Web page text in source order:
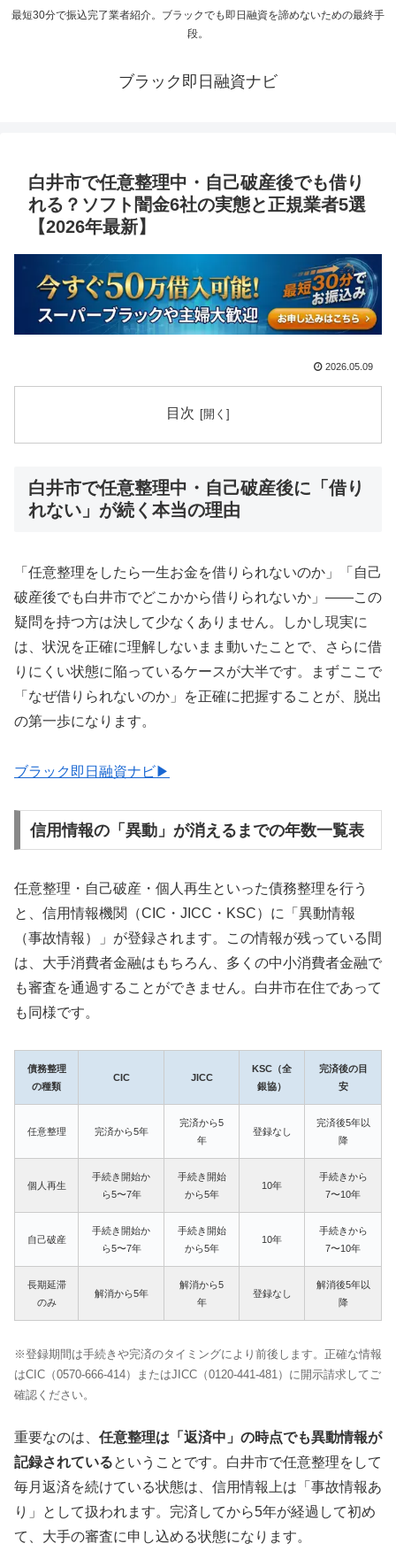
最短30分で振込完了業者紹介。ブラックでも即日融資を諦めないための最終手
段。
ブラック即日融資ナビ
白井市で任意整理中・自己破産後でも借り
れる？ソフト闇金6社の実態と正規業者5選
【2026年最新】
2026.05.09
目次
白井市で任意整理中・自己破産後に「借り
れない」が続く本当の理由
「任意整理をしたら一生お金を借りられないのか」「自己
破産後でも白井市でどこかから借りられないか」——この
疑問を持つ方は決して少なくありません。しかし現実に
は、状況を正確に理解しないまま動いたことで、さらに借
りにくい状態に陥っているケースが大半です。まずここで
「なぜ借りられないのか」を正確に把握することが、脱出
の第一歩になります。
ブラック即日融資ナビ▶
信用情報の「異動」が消えるまでの年数一覧表
任意整理・自己破産・個人再生といった債務整理を行う
と、信用情報機関（CIC・JICC・KSC）に「異動情報
（事故情報）」が登録されます。この情報が残っている間
は、大手消費者金融はもちろん、多くの中小消費者金融で
も審査を通過することができません。白井市在住であって
も同様です。
債務整理
の種類
CIC JICC
KSC（全
銀協）
完済後の目
安
任意整理 完済から5年
完済から5
年
登録なし
完済後5年以
降
個人再生
手続き開始か
ら5〜7年
手続き開始
から5年
10年
手続きから
7〜10年
自己破産
手続き開始か
ら5〜7年
手続き開始
から5年
10年
手続きから
7〜10年
長期延滞
のみ
解消から5年
解消から5
年
登録なし
解消後5年以
降
※登録期間は手続きや完済のタイミングにより前後します。正確な情報
はCIC（0570-666-414）またはJICC（0120-441-481）に開示請求してご
確認ください。
重要なのは、 任意整理は「返済中」の時点でも異動情報が
記録されているということです。白井市で任意整理をして
毎月返済を続けている状態は、信用情報上は「事故情報あ
り」として扱われます。完済してから5年が経過して初め
て、大手の審査に申し込める状態になります。